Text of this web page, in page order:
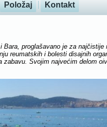
Položaj Kontakt
proglašavano je za
reumatskih i bolesti disajnih
Svojim najvećim delom